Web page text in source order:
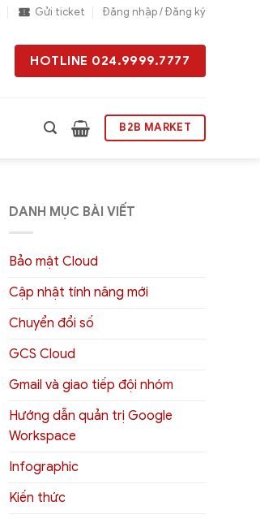
Gửi ticket Đăng nhập / Đăng ký
HOTLINE 024.9999.7777
B2B MARKET
DANH MỤC BÀI VIẾT
Bảo mật Cloud
Cập nhật tính năng mới
Chuyển đổi số
GCS Cloud
Gmail và giao tiếp đội nhóm
Hướng dẫn quản trị Google
Workspace
Infographic
Kiến thức